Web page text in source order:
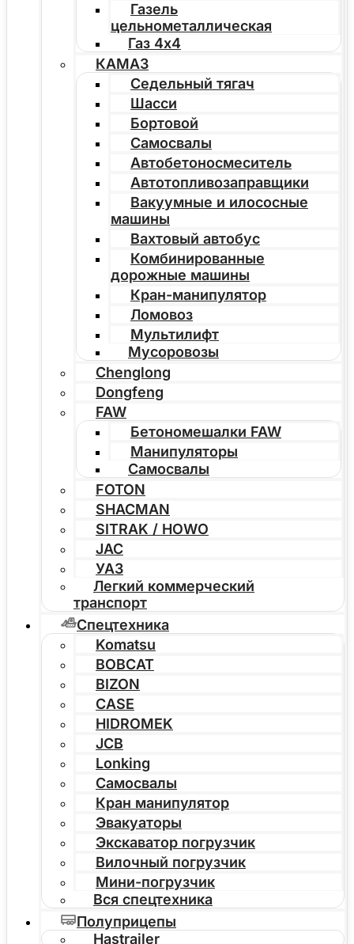
Газель
цельнометаллическая
Газ 4х4
КАМАЗ
Седельный тягач
Шасси
Бортовой
Самосвалы
Автобетоносмеситель
Автотопливозаправщики
Вакуумные и илососные
машины
Вахтовый автобус
Комбинированные
дорожные машины
Кран-манипулятор
Ломовоз
Мультилифт
Мусоровозы
Chenglong
Dongfeng
FAW
Бетономешалки FAW
Манипуляторы
Самосвалы
FOTON
SHACMAN
SITRAK / HOWO
JAC
УАЗ
Легкий коммерческий
транспорт
Спецтехника
Komatsu
BOBCAT
BIZON
CASE
HIDROMEK
JCB
Lonking
Самосвалы
Кран манипулятор
Эвакуаторы
Экскаватор погрузчик
Вилочный погрузчик
Мини-погрузчик
Вся спецтехника
Полуприцепы
Hastrailer